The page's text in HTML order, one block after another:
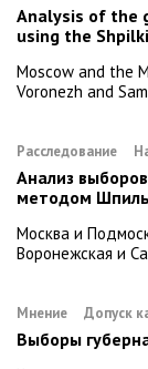
Analysis of the
using the
Moscow and the
Voronezh and
Расследование
Анализ
методом
Москва и
Воронежская и
Мнение Допуск
Выборы